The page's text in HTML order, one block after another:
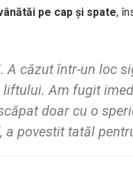
pe cap și spate,
A căzut într-un loc
Am fugit
doar cu o
a povestit tatăl